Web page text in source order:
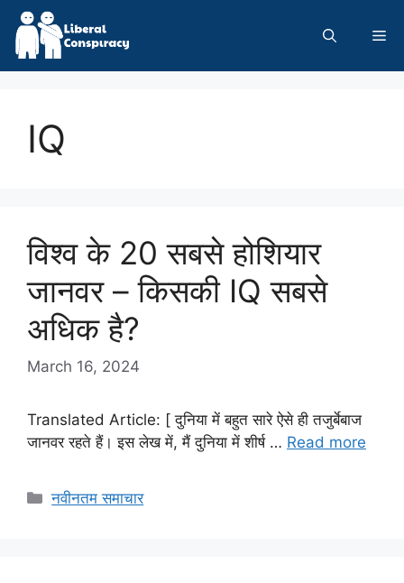
Skip
content
IQ
विश्व के 20 सबसे होशियार
जानवर – किसकी IQ सबसे
अधिक है?
March 16, 2024
Translated Article: [ दुनिया में बहुत सारे ऐसे ही तजुर्बेबाज
जानवर रहते हैं। इस लेख में, मैं दुनिया में शीर्ष … Read more
Categories
नवीनतम समाचार